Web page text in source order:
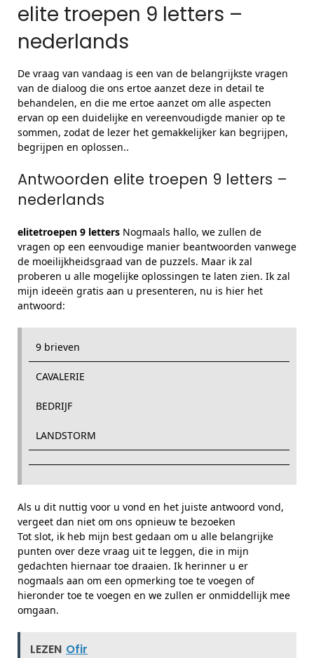
elite troepen 9 letters –
nederlands
De vraag van vandaag is een van de belangrijkste vragen
van de dialoog die ons ertoe aanzet deze in detail te
behandelen, en die me ertoe aanzet om alle aspecten
ervan op een duidelijke en vereenvoudigde manier op te
sommen, zodat de lezer het gemakkelijker kan begrijpen,
begrijpen en oplossen..
Antwoorden elite troepen 9 letters –
nederlands
elitetroepen 9 letters Nogmaals hallo, we zullen de
vragen op een eenvoudige manier beantwoorden vanwege
de moeilijkheidsgraad van de puzzels. Maar ik zal
proberen u alle mogelijke oplossingen te laten zien. Ik zal
mijn ideeën gratis aan u presenteren, nu is hier het
antwoord:
9 brieven
CAVALERIE
BEDRIJF
LANDSTORM
Als u dit nuttig voor u vond en het juiste antwoord vond,
vergeet dan niet om ons opnieuw te bezoeken
Tot slot, ik heb mijn best gedaan om u alle belangrijke
punten over deze vraag uit te leggen, die in mijn
gedachten hiernaar toe draaien. Ik herinner u er
nogmaals aan om een ​​opmerking toe te voegen of
hieronder toe te voegen en we zullen er onmiddellijk mee
omgaan.
LEZEN Ofir